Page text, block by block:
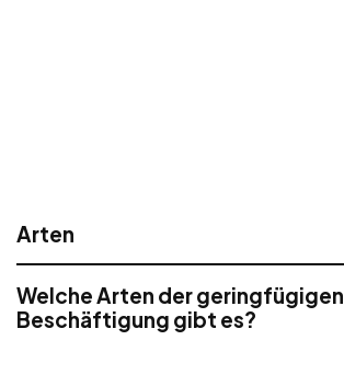
Arten
Welche Arten der geringfügigen
Beschäftigung gibt es?